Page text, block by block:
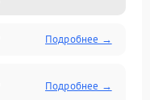
Подробнее →
Подробнее →